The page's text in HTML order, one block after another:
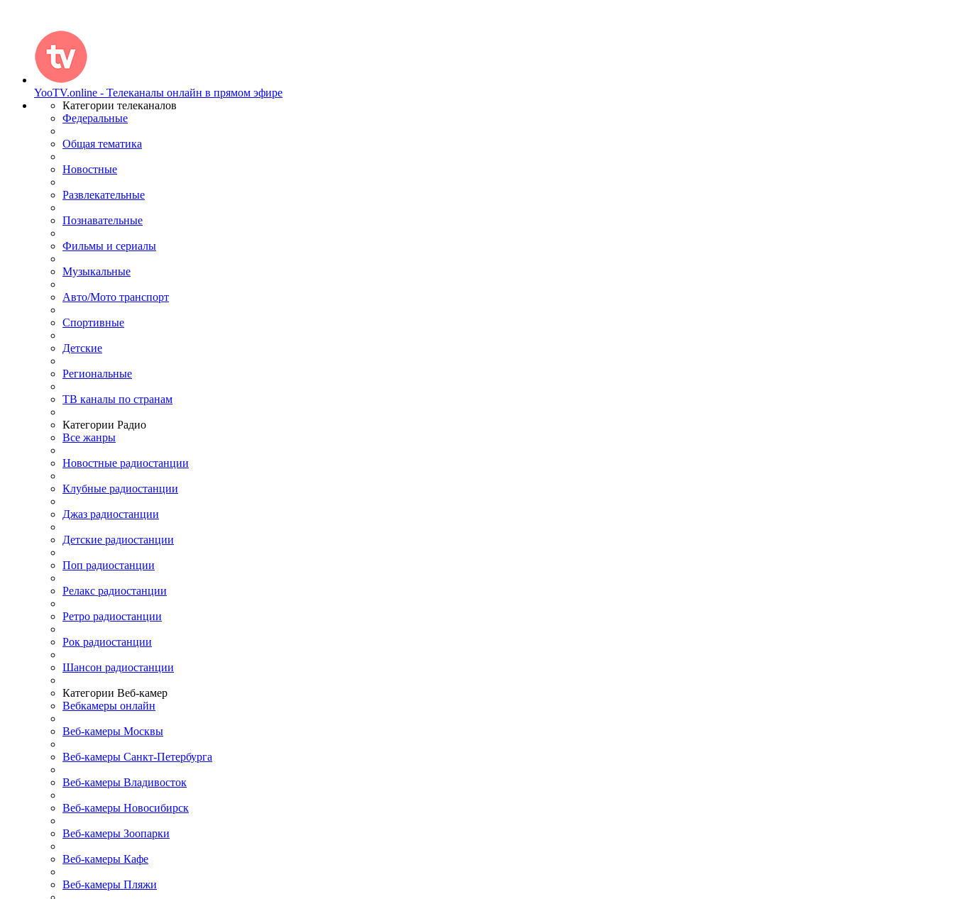
YooTV.online - Телеканалы онлайн в прямом эфире
Категории телеканалов
Федеральные
Общая тематика
Новостные
Развлекательные
Познавательные
Фильмы и сериалы
Музыкальные
Авто/Мото транспорт
Спортивные
Детские
Региональные
ТВ каналы по странам
Категории Радио
Все жанры
Новостные радиостанции
Клубные радиостанции
Джаз радиостанции
Детские радиостанции
Поп радиостанции
Релакс радиостанции
Ретро радиостанции
Рок радиостанции
Шансон радиостанции
Категории Веб-камер
Вебкамеры онлайн
Веб-камеры Москвы
Веб-камеры Санкт-Петербурга
Веб-камеры Владивосток
Веб-камеры Новосибирск
Веб-камеры Зоопарки
Веб-камеры Кафе
Веб-камеры Пляжи